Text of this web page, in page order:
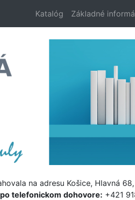
Katalóg Základné
na adresu Košice, Hlavná
telefonickom dohovore: +421